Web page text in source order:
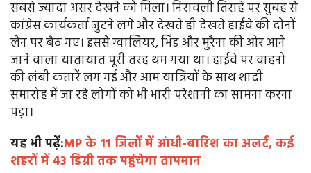
सबसे ज्यादा असर देखने को मिला। निरावली तिराहे पर सुबह से
कांग्रेस कार्यकर्ता जुटने लगे और देखते ही देखते हाईवे की दोनों
लेन पर बैठ गए। इससे ग्वालियर, भिंड और मुरैना की ओर आने
जाने वाला यातायात पूरी तरह थम गया था। हाईवे पर वाहनों
की लंबी कतारें लग गई और आम यात्रियों के साथ शादी
समारोह में जा रहे लोगों को भी भारी परेशानी का सामना करना
पड़ा।
यह भी पढ़ें:MP के 11 जिलों में आंधी-बारिश का अलर्ट, कई
शहरों में 43 डिग्री तक पहुंचेगा तापमान